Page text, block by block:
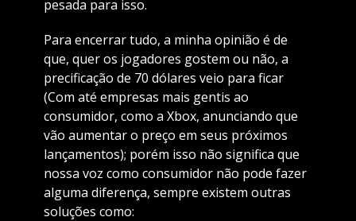
pesada para isso.
Para encerrar tudo, a minha opinião é de
que, quer os jogadores gostem ou não, a
precificação de 70 dólares veio para ficar
(Com até empresas mais gentis ao
consumidor, como a Xbox, anunciando que
vão aumentar o preço em seus próximos
lançamentos); porém isso não significa que
nossa voz como consumidor não pode fazer
alguma diferença, sempre existem outras
soluções como: